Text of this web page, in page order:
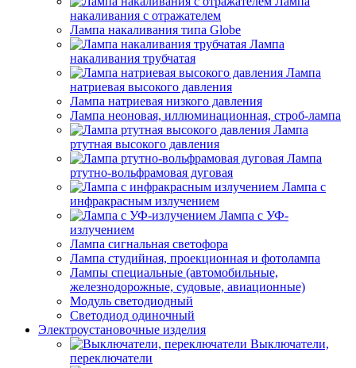
накаливания с отражателем
Лампа накаливания типа Globe
Лампа
накаливания трубчатая
Лампа
натриевая высокого давления
Лампа натриевая низкого давления
Лампа неоновая, иллюминационная, строб-лампа
Лампа
ртутная высокого давления
Лампа
ртутно-вольфрамовая дуговая
Лампа с
инфракрасным излучением
Лампа с УФ-
излучением
Лампа сигнальная светофора
Лампа студийная, проекционная и фотолампа
Лампы специальные (автомобильные,
железнодорожные, судовые, авиационные)
Модуль светодиодный
Светодиод одиночный
Электроустановочные изделия
Выключатели,
переключатели